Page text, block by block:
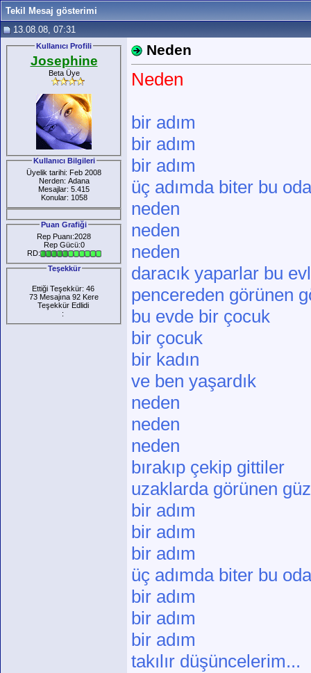
Tekil Mesaj gösterimi
13.08.08, 07:31
Kullanıcı Profili
Josephine
Beta Üye
Kullanıcı Bilgileri
Üyelik tarihi: Feb 2008
Nerden: Adana
Mesajlar: 5.415
Konular: 1058
Puan Grafiği
Rep Puanı:2028
Rep Gücü:0
RD:
Teşekkür
Ettiği Teşekkür: 46
73 Mesajına 92 Kere
Teşekkür Edlidi
:
Neden
Neden
bir adım
bir adım
bir adım
üç adımda biter bu
neden
neden
neden
daracık yaparlar bu
pencereden görünen
bu evde bir çocuk
bir çocuk
bir kadın
ve ben yaşardık
neden
neden
neden
bırakıp çekip gittiler
uzaklarda görünen
bir adım
bir adım
bir adım
üç adımda biter bu
bir adım
bir adım
bir adım
takılır düşüncelerim...